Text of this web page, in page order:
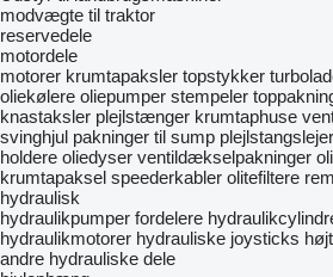
modvægte til traktor
reservedele
motordele
motorer krumtapaksler topstykker
oliekølere oliepumper stempeler
knastaksler plejlstænger krumtaphuse
svinghjul pakninger til sump plejlstangslejer
holdere oliedyser ventildækselpakninger
krumtapaksel speederkabler olitefiltere
hydraulisk
hydraulikpumper fordelere
hydraulikmotorer hydrauliske joysticks
andre hydrauliske dele